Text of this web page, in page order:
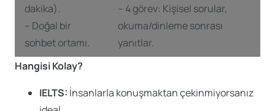
dakika).
– Doğal bir
sohbet ortamı.
– 4 görev: Kişisel sorular,
okuma/dinleme sonrası
yanıtlar.
Hangisi Kolay?
IELTS: İnsanlarla konuşmaktan çekinmiyorsanız